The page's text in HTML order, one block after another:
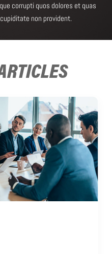
corrupti quos dolores et quas
non provident.